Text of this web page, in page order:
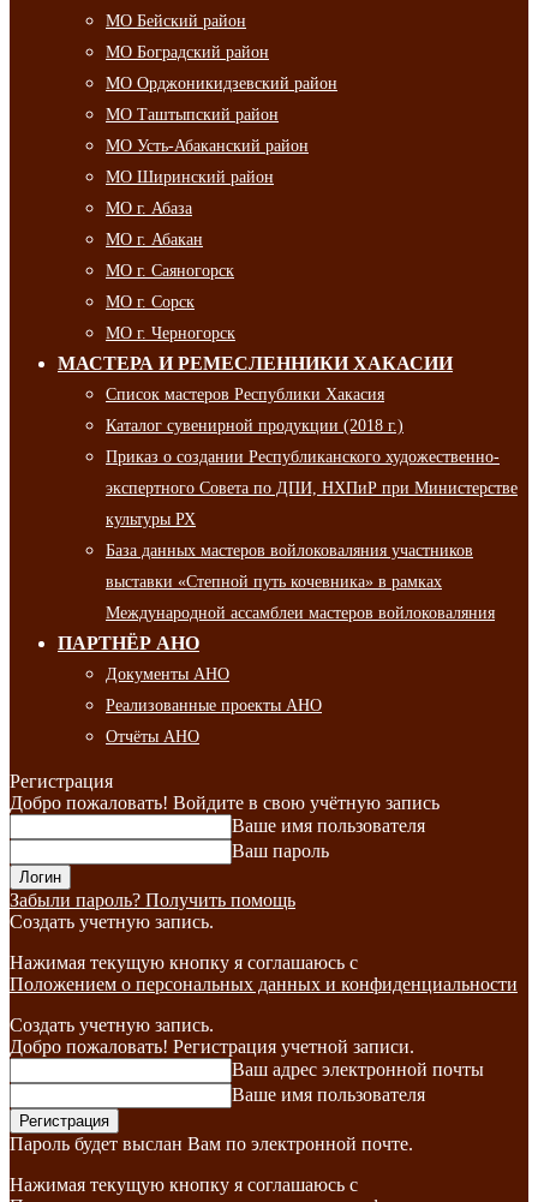
МО Бейский район
МО Боградский район
МО Орджоникидзевский район
МО Таштыпский район
МО Усть-Абаканский район
МО Ширинский район
МО г. Абаза
МО г. Абакан
МО г. Саяногорск
МО г. Сорск
МО г. Черногорск
МАСТЕРА И РЕМЕСЛЕННИКИ ХАКАСИИ
Список мастеров Республики Хакасия
Каталог сувенирной продукции (2018 г.)
Приказ о создании Республиканского художественно-
экспертного Совета по ДПИ, НХПиР при Министерстве
культуры РХ
База данных мастеров войлоковаляния участников
выставки «Степной путь кочевника» в рамках
Международной ассамблеи мастеров войлоковаляния
ПАРТНЁР АНО
Документы АНО
Реализованные проекты АНО
Отчёты АНО
Регистрация
Добро пожаловать! Войдите в свою учётную запись
Ваше имя пользователя
Ваш пароль
Забыли пароль? Получить помощь
Создать учетную запись.
Нажимая текущую кнопку я соглашаюсь с
Положением о персональных данных и конфиденциальности
Создать учетную запись.
Добро пожаловать! Регистрация учетной записи.
Ваш адрес электронной почты
Ваше имя пользователя
Пароль будет выслан Вам по электронной почте.
Нажимая текущую кнопку я соглашаюсь с